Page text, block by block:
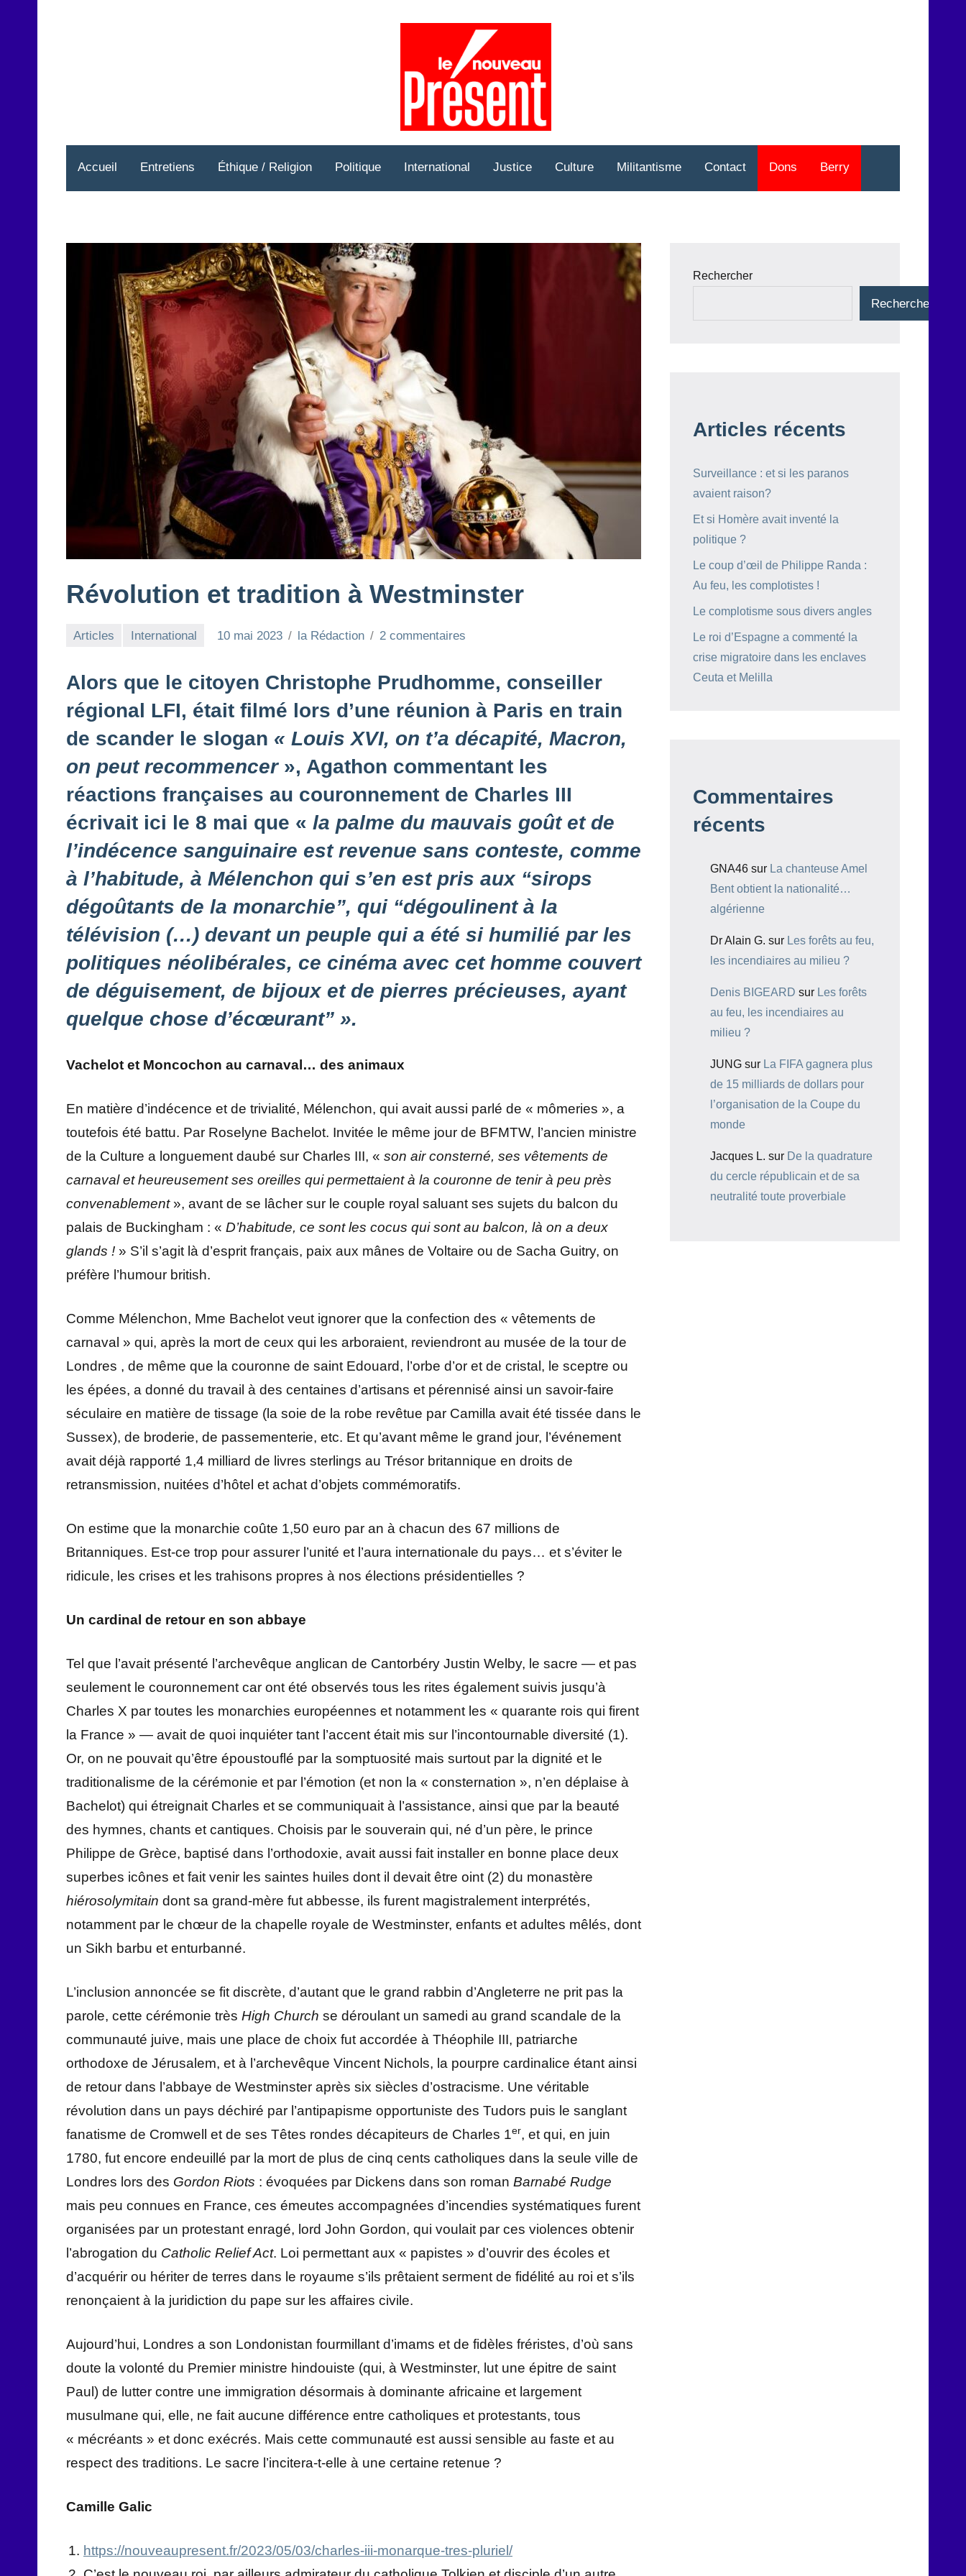
Accueil Entretiens Éthique / Religion Politique International Justice Culture Militantisme Contact Dons Berry
Révolution et tradition à Westminster
Articles International 10 mai 2023 la Rédaction 2 commentaires
Alors que le citoyen Christophe Prudhomme, conseiller
régional LFI, était filmé lors d’une réunion à Paris en train
de scander le slogan « Louis XVI, on t’a décapité, Macron,
on peut recommencer», Agathon commentant les
réactions françaises au couronnement de Charles III
écrivait ici le 8 mai que « la palme du mauvais goût et de
l’indécence sanguinaire est revenue sans conteste, comme
à l’habitude, à Mélenchon qui s’en est pris aux “sirops
dégoûtants de la monarchie”, qui “dégoulinent à la
télévision (…) devant un peuple qui a été si humilié par les
politiques néolibérales, ce cinéma avec cet homme couvert
de déguisement, de bijoux et de pierres précieuses, ayant
quelque chose d’écœurant” ».
Vachelot et Moncochon au carnaval… des animaux
En matière d’indécence et de trivialité, Mélenchon, qui avait aussi parlé de « mômeries », a
toutefois été battu. Par Roselyne Bachelot. Invitée le même jour de BFMTW, l’ancien ministre
de la Culture a longuement daubé sur Charles III, « son air consterné, ses vêtements de
carnaval et heureusement ses oreilles qui permettaient à la couronne de tenir à peu près
convenablement», avant de se lâcher sur le couple royal saluant ses sujets du balcon du
palais de Buckingham : « D’habitude, ce sont les cocus qui sont au balcon, là on a deux
glands ! » S’il s’agit là d’esprit français, paix aux mânes de Voltaire ou de Sacha Guitry, on
préfère l’humour british.
Comme Mélenchon, Mme Bachelot veut ignorer que la confection des « vêtements de
carnaval » qui, après la mort de ceux qui les arboraient, reviendront au musée de la tour de
Londres , de même que la couronne de saint Edouard, l’orbe d’or et de cristal, le sceptre ou
les épées, a donné du travail à des centaines d’artisans et pérennisé ainsi un savoir-faire
séculaire en matière de tissage (la soie de la robe revêtue par Camilla avait été tissée dans le
Sussex), de broderie, de passementerie, etc. Et qu’avant même le grand jour, l’événement
avait déjà rapporté 1,4 milliard de livres sterlings au Trésor britannique en droits de
retransmission, nuitées d’hôtel et achat d’objets commémoratifs.
On estime que la monarchie coûte 1,50 euro par an à chacun des 67 millions de
Britanniques. Est-ce trop pour assurer l’unité et l’aura internationale du pays… et s’éviter le
ridicule, les crises et les trahisons propres à nos élections présidentielles ?
Un cardinal de retour en son abbaye
Tel que l’avait présenté l’archevêque anglican de Cantorbéry Justin Welby, le sacre — et pas
seulement le couronnement car ont été observés tous les rites également suivis jusqu’à
Charles X par toutes les monarchies européennes et notamment les « quarante rois qui firent
la France » — avait de quoi inquiéter tant l’accent était mis sur l’incontournable diversité (1).
Or, on ne pouvait qu’être époustouflé par la somptuosité mais surtout par la dignité et le
traditionalisme de la cérémonie et par l’émotion (et non la « consternation », n’en déplaise à
Bachelot) qui étreignait Charles et se communiquait à l’assistance, ainsi que par la beauté
des hymnes, chants et cantiques. Choisis par le souverain qui, né d’un père, le prince
Philippe de Grèce, baptisé dans l’orthodoxie, avait aussi fait installer en bonne place deux
superbes icônes et fait venir les saintes huiles dont il devait être oint (2) du monastère
hiérosolymitain dont sa grand-mère fut abbesse, ils furent magistralement interprétés,
notamment par le chœur de la chapelle royale de Westminster, enfants et adultes mêlés, dont
un Sikh barbu et enturbanné.
L’inclusion annoncée se fit discrète, d’autant que le grand rabbin d’Angleterre ne prit pas la
parole, cette cérémonie très High Church se déroulant un samedi au grand scandale de la
communauté juive, mais une place de choix fut accordée à Théophile III, patriarche
orthodoxe de Jérusalem, et à l’archevêque Vincent Nichols, la pourpre cardinalice étant ainsi
de retour dans l’abbaye de Westminster après six siècles d’ostracisme. Une véritable
révolution dans un pays déchiré par l’antipapisme opportuniste des Tudors puis le sanglant
fanatisme de Cromwell et de ses Têtes rondes décapiteurs de Charles 1er, et qui, en juin
1780, fut encore endeuillé par la mort de plus de cinq cents catholiques dans la seule ville de
Londres lors des Gordon Riots : évoquées par Dickens dans son roman Barnabé Rudge
mais peu connues en France, ces émeutes accompagnées d’incendies systématiques furent
organisées par un protestant enragé, lord John Gordon, qui voulait par ces violences obtenir
l’abrogation du Catholic Relief Act. Loi permettant aux « papistes » d’ouvrir des écoles et
d’acquérir ou hériter de terres dans le royaume s’ils prêtaient serment de fidélité au roi et s’ils
renonçaient à la juridiction du pape sur les affaires civile.
Aujourd’hui, Londres a son Londonistan fourmillant d’imams et de fidèles fréristes, d’où sans
doute la volonté du Premier ministre hindouiste (qui, à Westminster, lut une épitre de saint
Paul) de lutter contre une immigration désormais à dominante africaine et largement
musulmane qui, elle, ne fait aucune différence entre catholiques et protestants, tous
« mécréants » et donc exécrés. Mais cette communauté est aussi sensible au faste et au
respect des traditions. Le sacre l’incitera-t-elle à une certaine retenue ?
Camille Galic
https://nouveaupresent.fr/2023/05/03/charles-iii-monarque-tres-pluriel/
Rechercher
Rechercher
Articles récents
Surveillance : et si les paranos
avaient raison?
Et si Homère avait inventé la
politique ?
Le coup d’œil de Philippe Randa :
Au feu, les complotistes !
Le complotisme sous divers angles
Le roi d’Espagne a commenté la
crise migratoire dans les enclaves
Ceuta et Melilla
Commentaires
récents
GNA46 sur La chanteuse Amel
Bent obtient la nationalité…
algérienne
Dr Alain G. sur Les forêts au feu,
les incendiaires au milieu ?
Denis BIGEARD sur Les forêts
au feu, les incendiaires au
milieu ?
JUNG sur La FIFA gagnera plus
de 15 milliards de dollars pour
l’organisation de la Coupe du
monde
Jacques L. sur De la quadrature
du cercle républicain et de sa
neutralité toute proverbiale